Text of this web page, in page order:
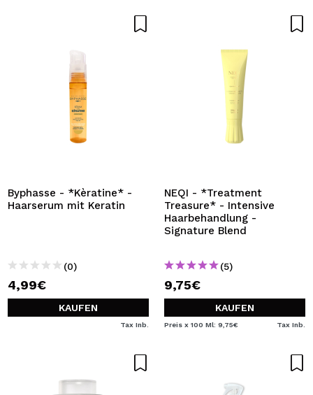
Byphasse - *Kèratine* -
Haarserum mit Keratin
(0)
4,99€
KAUFEN
Tax Inb.
NEQI - *Treatment
Treasure* - Intensive
Haarbehandlung -
Signature Blend
(5)
9,75€
KAUFEN
Preis x 100 Ml: 9,75€ Tax Inb.